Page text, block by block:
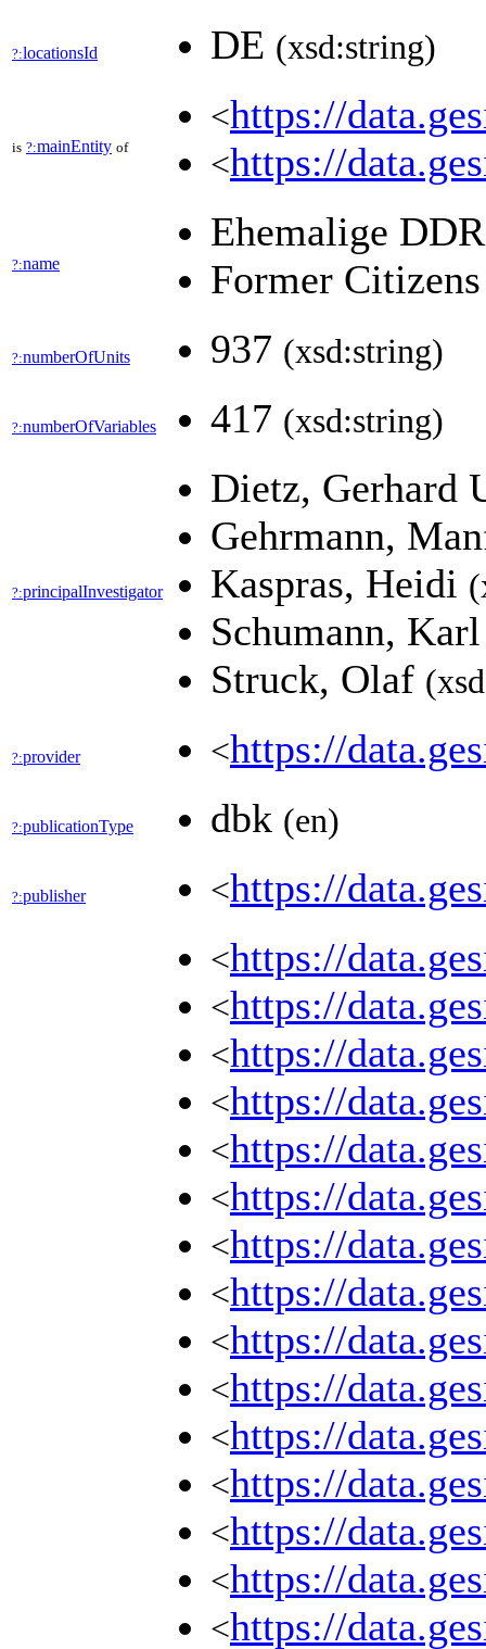
?:locationsId DE (xsd:string)
is ?:mainEntity of
<https://
<https://
?:name
Ehemalige
Former
?:numberOfUnits 937 (xsd:string)
?:numberOfVariables 417 (xsd:string)
?:principalInvestigator
Dietz, Gerhard
Gehrmann,
Kaspras, Heidi
Schumann,
Struck, Olaf
?:provider <https://
?:publicationType dbk (en)
?:publisher <https://
<https://
<https://
<https://
<https://
<https://
<https://
<https://
<https://
<https://
<https://
<https://
<https://
<https://
<https://
<https://